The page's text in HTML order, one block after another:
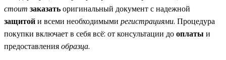
стоит заказатьоригинальный документ с надежной
защитойи всеми необходимыми регистрациями. Процедура
покупки включает в себя всё: от консультации дооплаты и
предоставленияобразца.